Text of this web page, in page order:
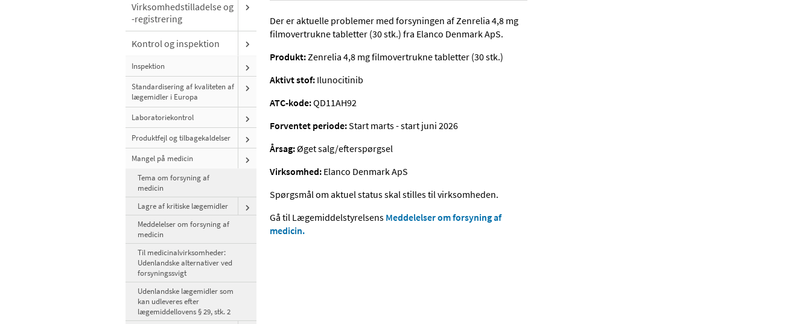
Virksomhedstilladelse og
-registrering
Kontrol og inspektion
Inspektion
Standardisering af kvaliteten af
lægemidler i Europa
Laboratoriekontrol
Produktfejl og tilbagekaldelser
Mangel på medicin
Tema om forsyning af
medicin
Lagre af kritiske lægemidler
Meddelelser om forsyning af
medicin
Til medicinalvirksomheder:
Udenlandske alternativer ved
forsyningssvigt
Udenlandske lægemidler som
kan udleveres efter
lægemiddellovens § 29, stk. 2
Der er aktuelle problemer med forsyningen af Zenrelia 4,8 mg
filmovertrukne tabletter (30 stk.) fra Elanco Denmark ApS.
Produkt:Zenrelia 4,8 mg filmovertrukne tabletter (30 stk.)
Aktivt stof: Ilunocitinib
ATC-kode:QD11AH92
Forventet periode:Start marts - start juni 2026
Årsag:Øget salg/efterspørgsel
Virksomhed: Elanco Denmark ApS
Spørgsmål om aktuel status skal stilles til virksomheden.
Gå til Lægemiddelstyrelsens Meddelelser om forsyning af
medicin.